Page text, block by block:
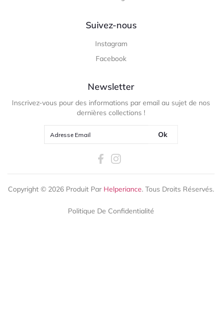
Suivez-nous
Instagram
Facebook
Newsletter
Inscrivez-vous pour des informations par email au sujet de nos
dernières collections !
Ok
Copyright © 2026 Produit Par Helperiance. Tous Droits Réservés.
Politique De Confidentialité